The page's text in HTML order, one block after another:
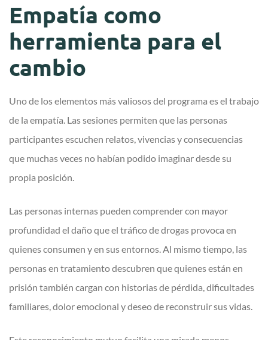
Empatía como
herramienta para el
cambio
Uno de los elementos más valiosos del programa es el trabajo
de la empatía. Las sesiones permiten que las personas
participantes escuchen relatos, vivencias y consecuencias
que muchas veces no habían podido imaginar desde su
propia posición.
Las personas internas pueden comprender con mayor
profundidad el daño que el tráfico de drogas provoca en
quienes consumen y en sus entornos. Al mismo tiempo, las
personas en tratamiento descubren que quienes están en
prisión también cargan con historias de pérdida, dificultades
familiares, dolor emocional y deseo de reconstruir sus vidas.